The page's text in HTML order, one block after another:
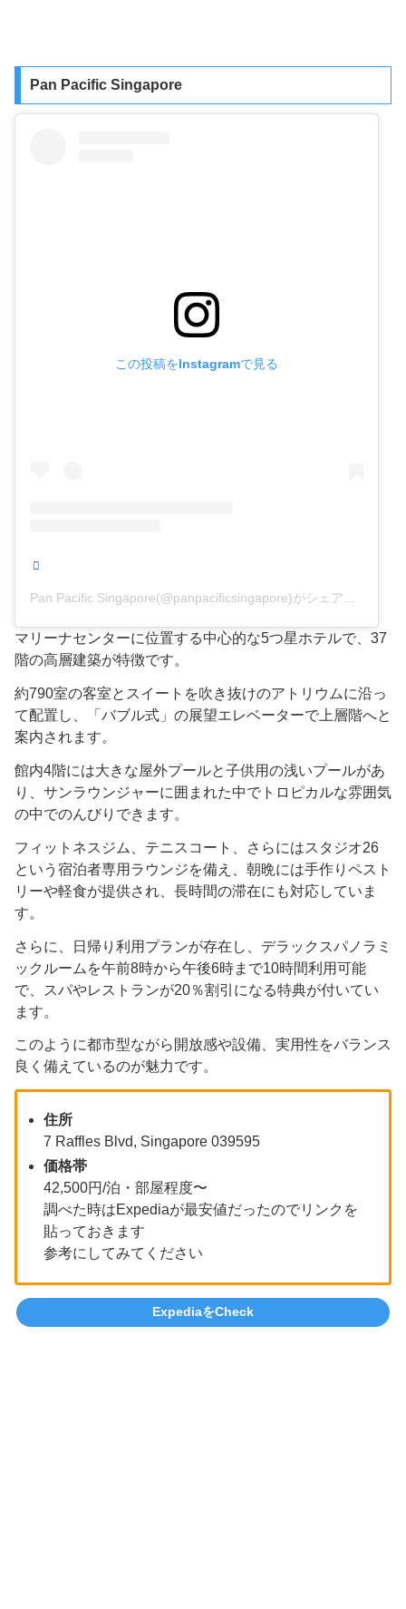
Pan Pacific Singapore
この投稿をInstagramで見る
Pan Pacific Singapore(@panpacificsingapore)がシェアした投稿
マリーナセンターに位置する中心的な5つ星ホテルで、37
階の高層建築が特徴です。
約790室の客室とスイートを吹き抜けのアトリウムに沿っ
て配置し、「バブル式」の展望エレベーターで上層階へと
案内されます。
館内4階には大きな屋外プールと子供用の浅いプールがあ
り、サンラウンジャーに囲まれた中でトロピカルな雰囲気
の中でのんびりできます。
フィットネスジム、テニスコート、さらにはスタジオ26
という宿泊者専用ラウンジを備え、朝晩には手作りペスト
リーや軽食が提供され、長時間の滞在にも対応していま
す。
さらに、日帰り利用プランが存在し、デラックスパノラミ
ックルームを午前8時から午後6時まで10時間利用可能
で、スパやレストランが20％割引になる特典が付いてい
ます。
このように都市型ながら開放感や設備、実用性をバランス
良く備えているのが魅力です。
住所
7 Raffles Blvd, Singapore 039595
価格帯
42,500円/泊・部屋程度〜
調べた時はExpediaが最安値だったのでリンクを
貼っておきます
参考にしてみてください
ExpediaをCheck